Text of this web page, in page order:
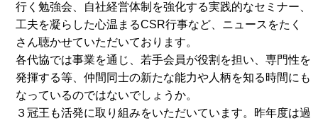
行く勉強会、自社経営体制を強化する実践的なセミナー、
工夫を凝らした心温まるCSR行事など、ニュースをたく
さん聴かせていただいております。
各代協では事業を通じ、若手会員が役割を担い、専門性を
発揮する等、仲間同士の新たな能力や人柄を知る時間にも
なっているのではないでしょうか。
３冠王も活発に取り組みをいただいています。昨年度は過